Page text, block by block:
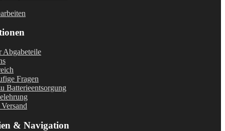
Abgabeteile
Fragen
Batterieentsorgung
& Navigation